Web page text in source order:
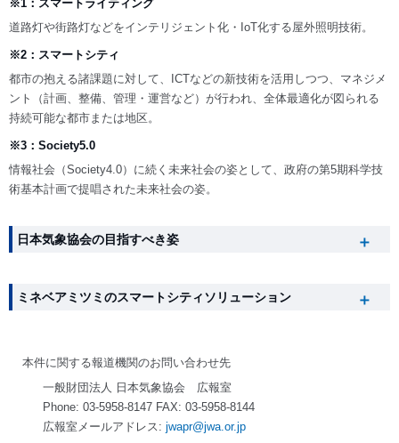
※1：スマートライティング
道路灯や街路灯などをインテリジェント化・IoT化する屋外照明技術。
※2：スマートシティ
都市の抱える諸課題に対して、ICTなどの新技術を活用しつつ、マネジメ
ント（計画、整備、管理・運営など）が行われ、全体最適化が図られる
持続可能な都市または地区。
※3：Society5.0
情報社会（Society4.0）に続く未来社会の姿として、政府の第5期科学技
術基本計画で提唱された未来社会の姿。
日本気象協会の目指すべき姿
ミネベアミツミのスマートシティソリューション
本件に関する報道機関のお問い合わせ先
一般財団法人 日本気象協会 広報室
Phone: 03-5958-8147 FAX: 03-5958-8144
広報室メールアドレス:jwapr@jwa.or.jp